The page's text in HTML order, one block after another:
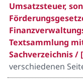
Umsatzsteuer,
Textsammlung
Sachverzeichnis /
verschiedenen